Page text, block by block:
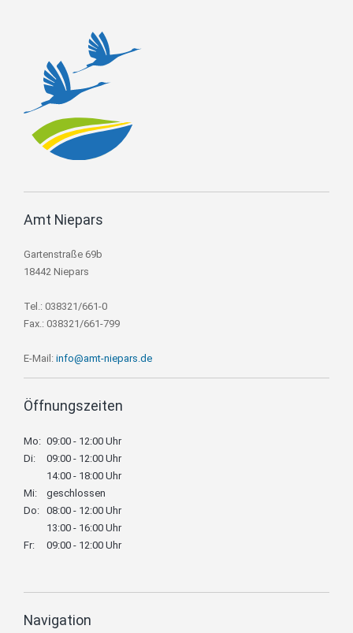
Amt Niepars
Gartenstraße 69b
18442 Niepars
Tel.: 038321/661-0
Fax.: 038321/661-799
E-Mail: info@amt-niepars.de
Öffnungszeiten
Mo: 09:00 - 12:00 Uhr
Di:
09:00 - 12:00 Uhr
14:00 - 18:00 Uhr
Mi:
geschlossen
Do: 08:00 - 12:00 Uhr
13:00 - 16:00 Uhr
Fr:
09:00 - 12:00 Uhr
Navigation